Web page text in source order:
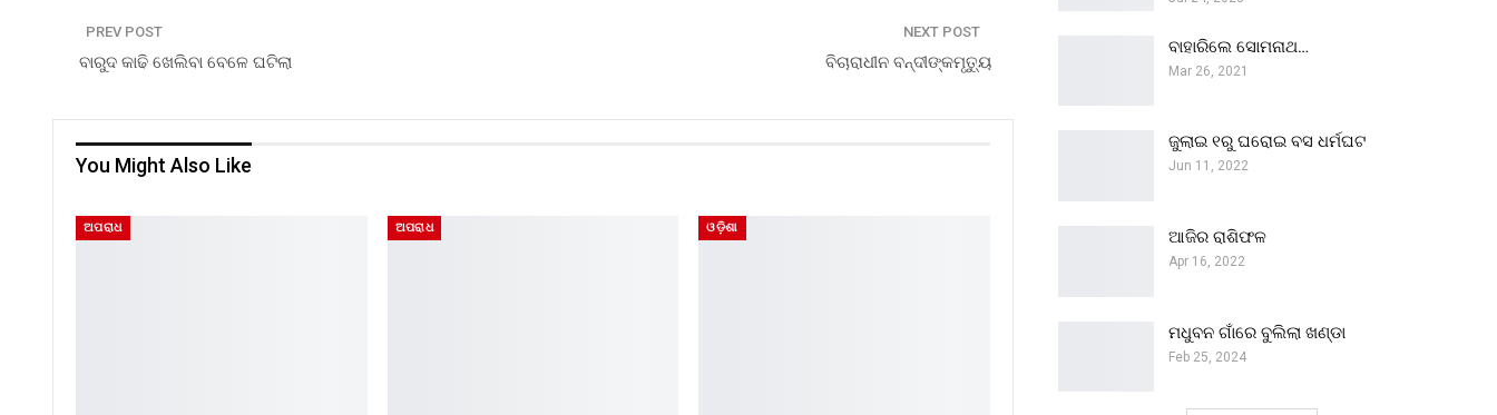
PREV POST
ବାରୁଦ କାଢି ଖେଲିବା ବେଳେ ଘଟିଲା
NEXT POST
ବିଚାରାଧୀନ ବନ୍ଦୀଙ୍କମୃତ୍ୟୁ
You Might Also Like
ଅପରାଧ ଅପରାଧ ଓଡ଼ିଶା
ବାହାରିଲେ ସୋମନାଥ…
Mar 26, 2021
ଜୁଲାଇ ୧ରୁ ଘରୋଇ ବସ ଧର୍ମଘଟ
Jun 11, 2022
ଆଜିର ରାଶିଫଳ
Apr 16, 2022
ମଧୁବନ ଗାଁରେ ବୁଲିଲା ଖଣ୍ଡା
Feb 25, 2024